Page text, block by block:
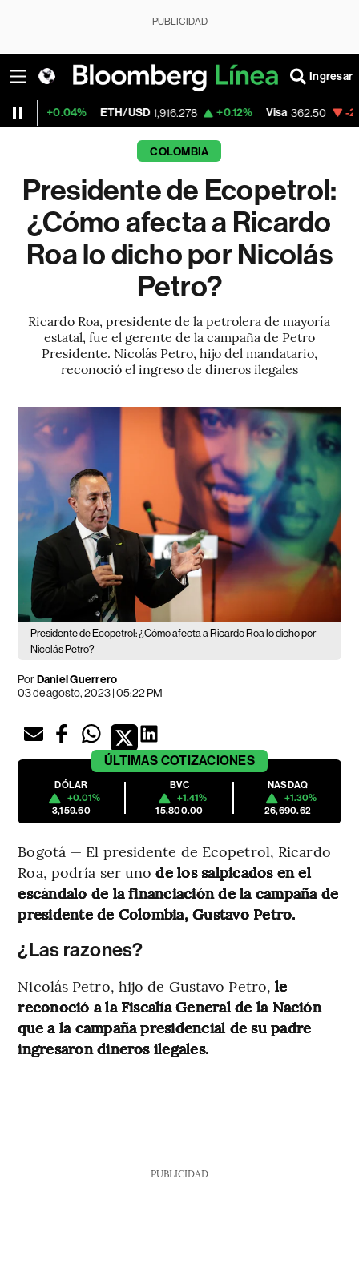
PUBLICIDAD
Ingresar
ETH/USD 1,916.278 +0.12% Visa 362.50 -2.15%
COLOMBIA
Presidente de Ecopetrol:
¿Cómo afecta a Ricardo
Roa lo dicho por Nicolás
Petro?
Ricardo Roa, presidente de la petrolera de mayoría
estatal, fue el gerente de la campaña de Petro
Presidente. Nicolás Petro, hijo del mandatario,
reconoció el ingreso de dineros ilegales
Presidente de Ecopetrol: ¿Cómo afecta a Ricardo Roa lo dicho por
Nicolás Petro?
PorDaniel Guerrero
03 de agosto, 2023 | 05:22 PM
ÚLTIMAS COTIZACIONES
DÓLAR
+0.01%
3,159.60
BVC
+1.41%
15,800.00
NASDAQ
+1.30%
26,690.62
Bogotá — El presidente de Ecopetrol, Ricardo
Roa, podría ser unode los salpicados en el
escándalo de la financiación de la campaña de
presidente de Colombia, Gustavo Petro.
¿Las razones?
Nicolás Petro, hijo de Gustavo Petro,le
reconoció a la Fiscalía General de la Nación
que a la campaña presidencial de su padre
ingresaron dineros ilegales.
PUBLICIDAD